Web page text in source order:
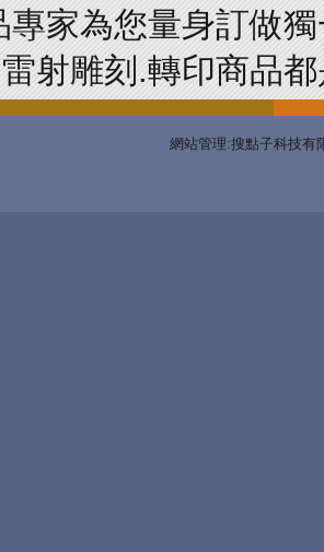
專家為您量身訂做
射雕刻.轉印商品
網站管理:搜點子科技有